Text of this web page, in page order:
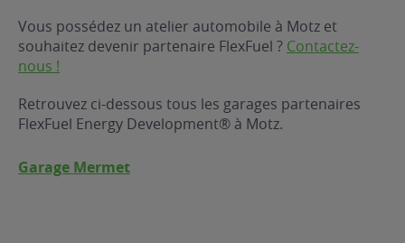
?
Vous possédez un atelier automobile à Motz et
souhaitez devenir partenaire FlexFuel ? Contactez-
nous !
Retrouvez ci-dessous tous les garages partenaires
FlexFuel Energy Development® à Motz.
Garage Mermet